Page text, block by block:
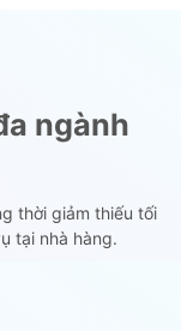
ngành
thời giảm thiếu tối
tại nhà hàng.